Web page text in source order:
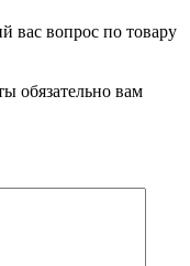
вас вопрос по товару
обязательно вам